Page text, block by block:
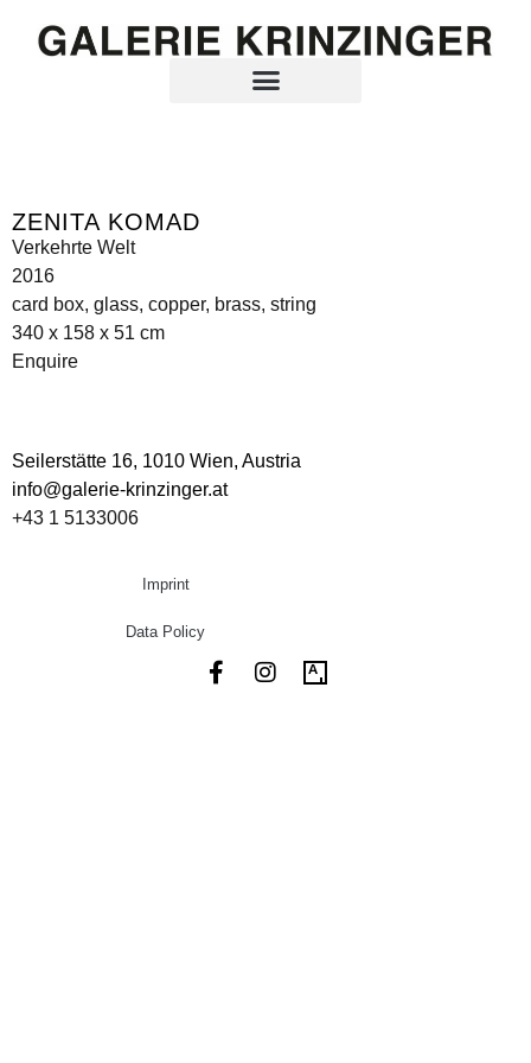
ZENITA KOMAD
Verkehrte Welt
2016
card box, glass, copper, brass, string
340 x 158 x 51 cm
Enquire
Seilerstätte 16, 1010 Wien, Austria
info@galerie-krinzinger.at
+43 1 5133006
Imprint
Data Policy